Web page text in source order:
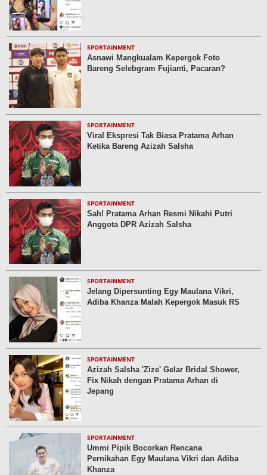
SPORTAINMENT
Asnawi Mangkualam Kepergok Foto
Bareng Selebgram Fujianti, Pacaran?
SPORTAINMENT
Viral Ekspresi Tak Biasa Pratama Arhan
Ketika Bareng Azizah Salsha
SPORTAINMENT
Sah! Pratama Arhan Resmi Nikahi Putri
Anggota DPR Azizah Salsha
SPORTAINMENT
Jelang Dipersunting Egy Maulana Vikri,
Adiba Khanza Malah Kepergok Masuk RS
SPORTAINMENT
Azizah Salsha 'Zize' Gelar Bridal Shower,
Fix Nikah dengan Pratama Arhan di
Jepang
SPORTAINMENT
Ummi Pipik Bocorkan Rencana
Pernikahan Egy Maulana Vikri dan Adiba
Khanza